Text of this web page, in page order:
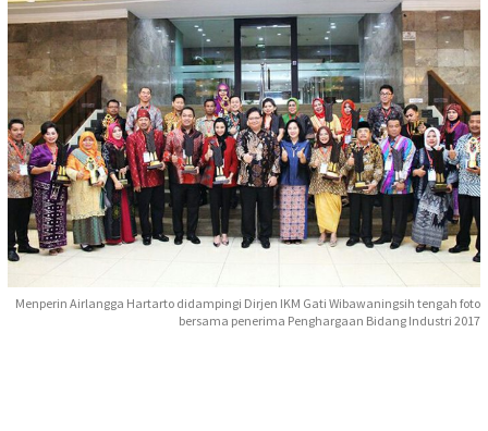
Menperin Airlangga Hartarto didampingi Dirjen IKM Gati Wibawaningsih tengah foto
bersama penerima Penghargaan Bidang Industri 2017